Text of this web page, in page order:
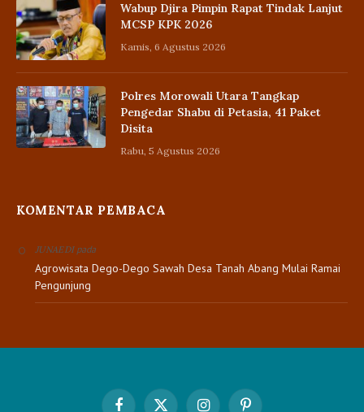
Wabup Djira Pimpin Rapat Tindak Lanjut
MCSP KPK 2026
Kamis, 6 Agustus 2026
Polres Morowali Utara Tangkap
Pengedar Shabu di Petasia, 41 Paket
Disita
Rabu, 5 Agustus 2026
KOMENTAR PEMBACA
JUNAEDIpada
Agrowisata Dego-Dego Sawah Desa Tanah Abang Mulai Ramai
Pengunjung